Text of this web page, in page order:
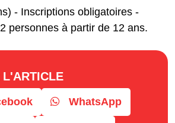
- Inscriptions obligatoires -
personnes à partir de 12 ans.
L'ARTICLE
WhatsApp